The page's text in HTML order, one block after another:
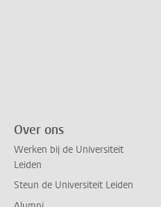
Over ons
Werken bij de Universiteit
Leiden
Steun de Universiteit Leiden